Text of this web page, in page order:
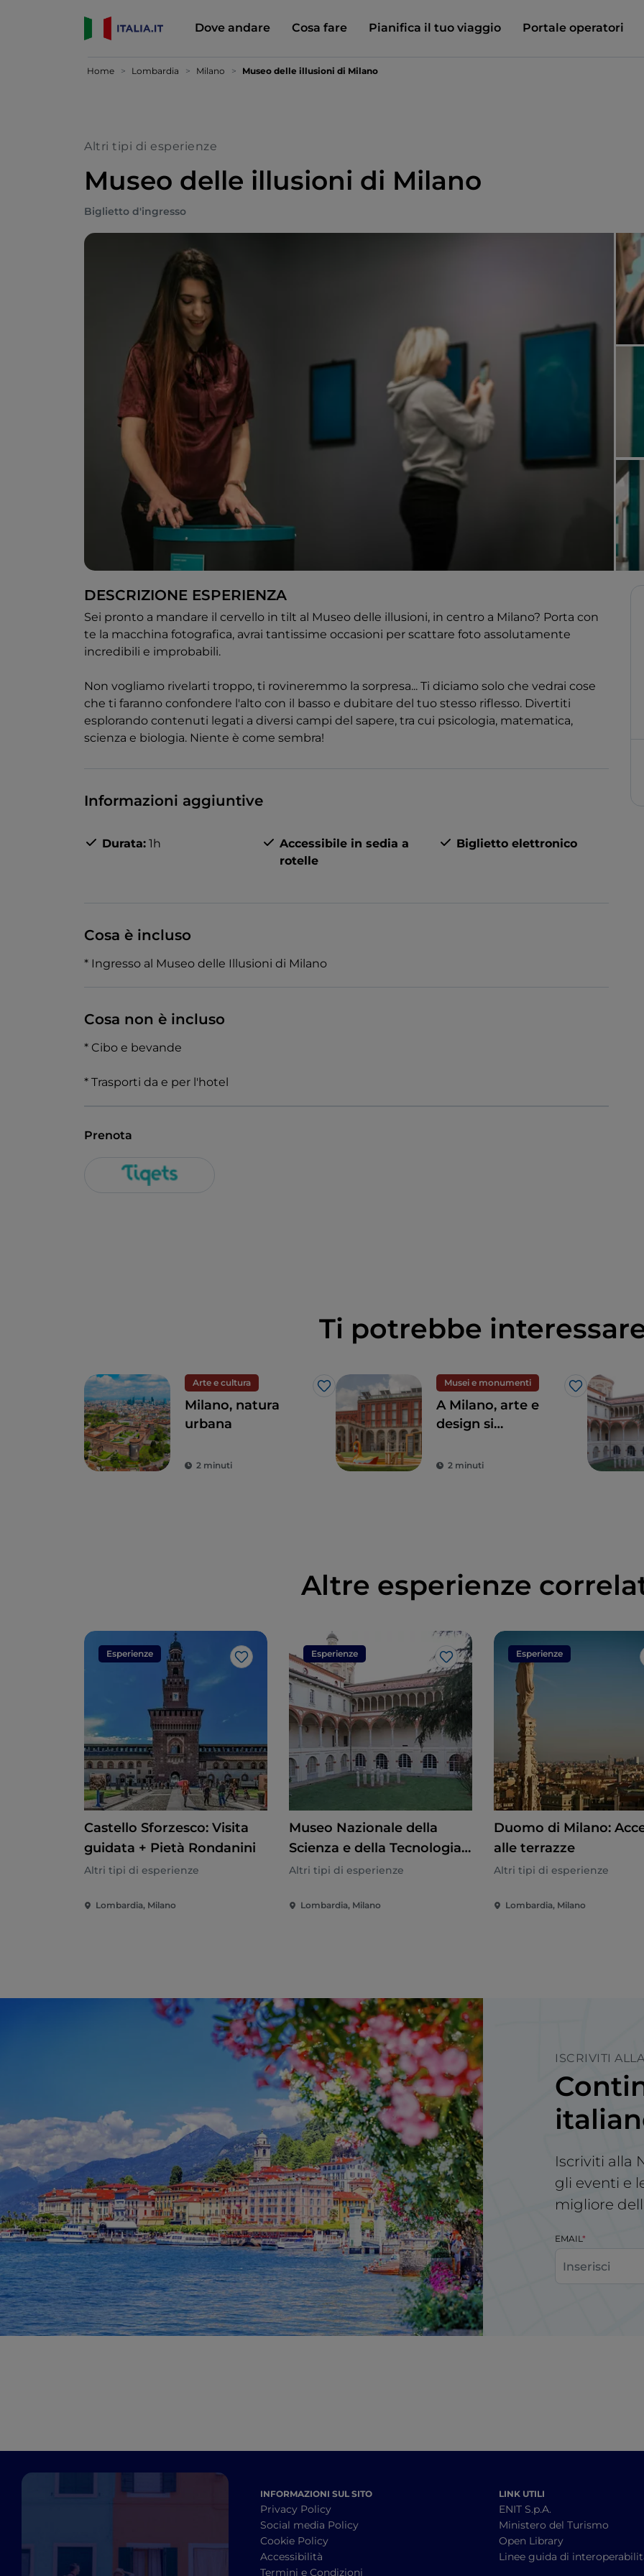
Dove andare Cosa fare Pianifica il tuo viaggio Portale operatori
Home Lombardia Milano Museo delle illusioni di Milano
Altri tipi di esperienze
Museo delle illusioni di Milano
Biglietto d'ingresso
DESCRIZIONE ESPERIENZA
Sei pronto a mandare il cervello in tilt al Museo delle illusioni, in centro a Milano? Porta con
te la macchina fotografica, avrai tantissime occasioni per scattare foto assolutamente
incredibili e improbabili.
Non vogliamo rivelarti troppo, ti rovineremmo la sorpresa... Ti diciamo solo che vedrai cose
che ti faranno confondere l'alto con il basso e dubitare del tuo stesso riflesso. Divertiti
esplorando contenuti legati a diversi campi del sapere, tra cui psicologia, matematica,
scienza e biologia. Niente è come sembra!
Informazioni aggiuntive
Durata: 1h
Accessibile in sedia a
rotelle
Biglietto elettronico
Cosa è incluso
* Ingresso al Museo delle Illusioni di Milano
Cosa non è incluso
* Cibo e bevande
* Trasporti da e per l'hotel
Prenota
Ti potrebbe
Arte e cultura
Like
Milano, natura
urbana
2 minuti
Musei e monumenti
Like
A Milano, arte e
design si
Triennale
2 minuti
Altre esperienze
Esperienze
Like
Castello Sforzesco: Visita
guidata + Pietà Rondanini
Altri tipi di esperienze
Lombardia, Milano
Esperienze
Like
Museo Nazionale della
Scienza e della Tecnologia
Leonardo da Vinci, Milano:
Altri tipi di esperienze
Lombardia, Milano
Esperienze
Duomo di Milano:
alle terrazze
Altri tipi di esperienze
Lombardia, Milano
ISCRIVITI
Iscriviti alla
gli eventi e
migliore
EMAIL
INFORMAZIONI SUL SITO
Privacy Policy
Social media Policy
Cookie Policy
Accessibilità
Termini e Condizioni
LINK UTILI
ENIT S.p.A.
Ministero del Turismo
Open Library
Linee guida di